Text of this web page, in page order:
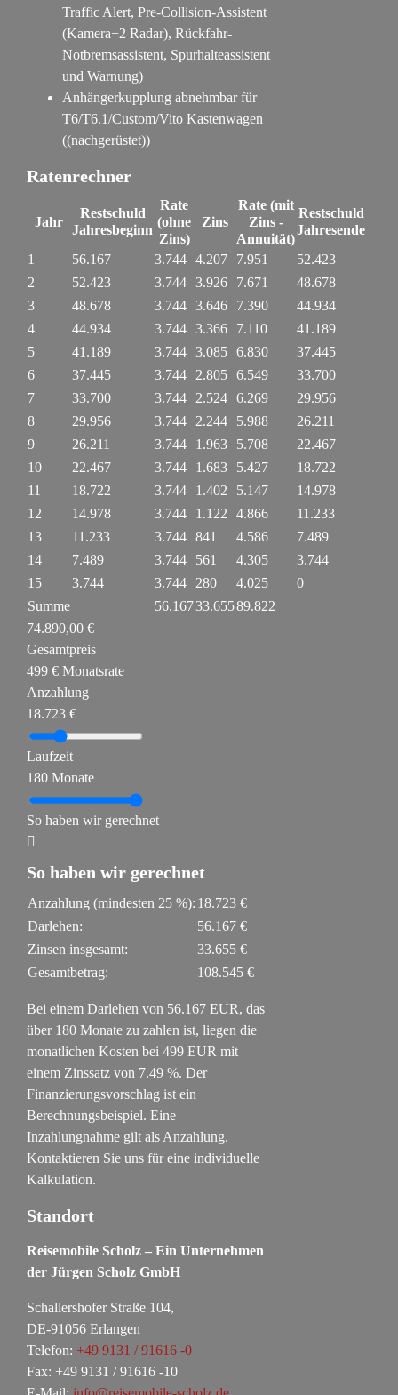
Traffic Alert, Pre-Collision-Assistent
(Kamera+2 Radar), Rückfahr-
Notbremsassistent, Spurhalteassistent
und Warnung)
Anhängerkupplung abnehmbar für
T6/T6.1/Custom/Vito Kastenwagen
((nachgerüstet))
Ratenrechner
Jahr
Restschuld
Jahresbeginn
Rate
(ohne
Zins)
Zins
Rate (mit
Zins -
Annuität)
Restschuld
Jahresende
1
56.167 3.744 4.207 7.951
52.423
2
52.423 3.744 3.926 7.671
48.678
3
48.678 3.744 3.646 7.390
44.934
4
44.934 3.744 3.366 7.110
41.189
5
41.189 3.744 3.085 6.830
37.445
6
37.445 3.744 2.805 6.549
33.700
7
33.700 3.744 2.524 6.269
29.956
8
29.956 3.744 2.244 5.988
26.211
9
26.211 3.744 1.963 5.708
22.467
10
22.467 3.744 1.683 5.427
18.722
11
18.722 3.744 1.402 5.147
14.978
12
14.978 3.744 1.122 4.866
11.233
13
11.233 3.744 841 4.586
7.489
14
7.489 3.744 561 4.305
3.744
15
3.744 3.744 280 4.025
0
Summe
56.16733.65589.822
74.890,00 €
Gesamtpreis
499 € Monatsrate
Anzahlung
18.723 €
Laufzeit
180 Monate
So haben wir gerechnet
So haben wir gerechnet
Anzahlung (mindesten 25 %): 18.723 €
Darlehen:
56.167 €
Zinsen insgesamt:
33.655 €
Gesamtbetrag:
108.545 €
Bei einem Darlehen von 56.167 EUR, das
über 180 Monate zu zahlen ist, liegen die
monatlichen Kosten bei 499 EUR mit
einem Zinssatz von 7.49 %. Der
Finanzierungsvorschlag ist ein
Berechnungsbeispiel. Eine
Inzahlungnahme gilt als Anzahlung.
Kontaktieren Sie uns für eine individuelle
Kalkulation.
Standort
Reisemobile Scholz – Ein Unternehmen
der Jürgen Scholz GmbH
Schallershofer Straße 104,
DE-91056 Erlangen
Telefon: +49 9131 / 91616 -0
Fax: +49 9131 / 91616 -10